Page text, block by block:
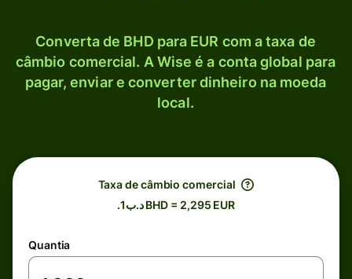
Converta de BHD para EUR com a taxa de
câmbio comercial. A Wise é a conta global para
pagar, enviar e converter dinheiro na moeda
local.
Taxa de câmbio comercial
.د.ب1 BHD = 2,295 EUR
Quantia